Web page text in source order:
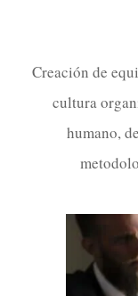
Creación de
cultura
humano,